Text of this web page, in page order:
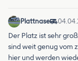
Plattnase
Der Platz ist sehr
sind weit genug vom
hier und werden